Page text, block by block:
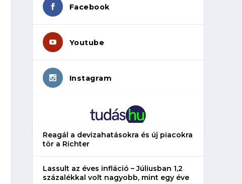
Facebook
Youtube
Instagram
Reagál a devizahatásokra és új piacokra
tör a Richter
Lassult az éves infláció – Júliusban 1,2
százalékkal volt nagyobb, mint egy éve